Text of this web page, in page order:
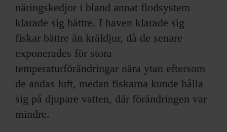
näringskedjor i bland annat flodsystem
klarade sig bättre. I haven klarade sig
fiskar bättre än kräldjur, då de senare
exponerades för stora
temperaturförändringar nära ytan eftersom
de andas luft, medan fiskarna kunde hålla
sig på djupare vatten, där förändringen var
mindre.